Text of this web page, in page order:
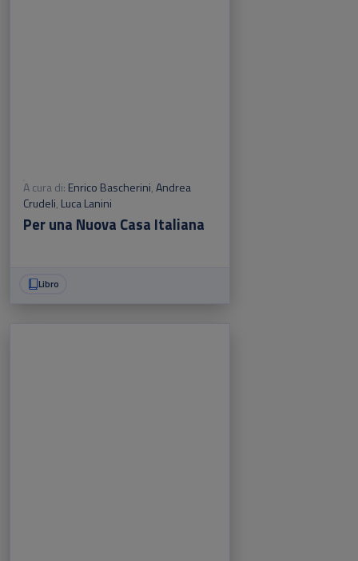
A cura di: Enrico Bascherini,Andrea
Crudeli, Luca Lanini
Per una Nuova Casa Italiana
Libro